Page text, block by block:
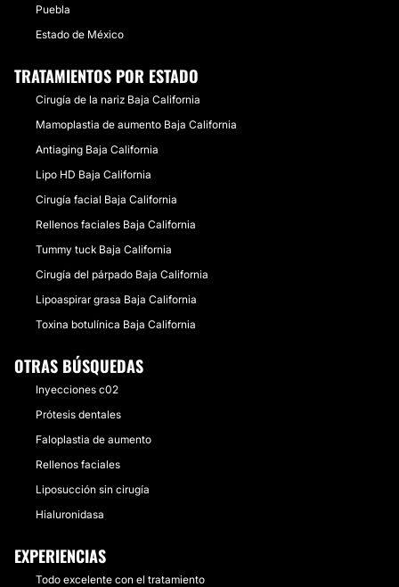
Puebla
Estado de México
TRATAMIENTOS POR ESTADO
Cirugía de la nariz Baja California
Mamoplastia de aumento Baja California
Antiaging Baja California
Lipo HD Baja California
Cirugía facial Baja California
Rellenos faciales Baja California
Tummy tuck Baja California
Cirugía del párpado Baja California
Lipoaspirar grasa Baja California
Toxina botulínica Baja California
OTRAS BÚSQUEDAS
Inyecciones c02
Prótesis dentales
Faloplastia de aumento
Rellenos faciales
Liposucción sin cirugía
Hialuronidasa
EXPERIENCIAS
Todo excelente con el tratamiento